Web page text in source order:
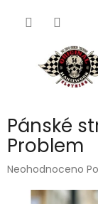
Pánské
Problem
Průměrné
produktu
Neohodnoceno